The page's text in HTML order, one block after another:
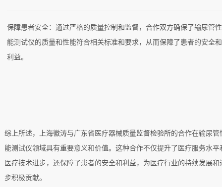
保障患者安全：通过严格的质量控制和监督，合作双方确保了输尿管性
能测试仪的质量和性能符合相关标准和要求，从而保障了患者的安全和
利益。
综上所述，上海徽涛与广东省医疗器械质量监督检验所的合作在输尿管
能测试仪领域具有重要意义和价值。这种合作不仅提升了医疗服务水平
医疗技术进步，还保障了患者的安全和利益，为医疗行业的持续发展和
步积极贡献。